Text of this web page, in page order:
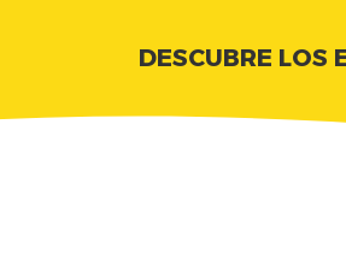
DESCUBRE LOS